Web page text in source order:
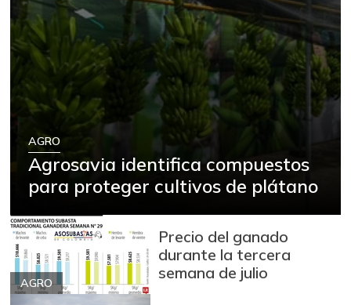
AGRO
Agrosavia identifica compuestos
para proteger cultivos de plátano
AGRO
Precio del ganado
durante la tercera
semana de julio